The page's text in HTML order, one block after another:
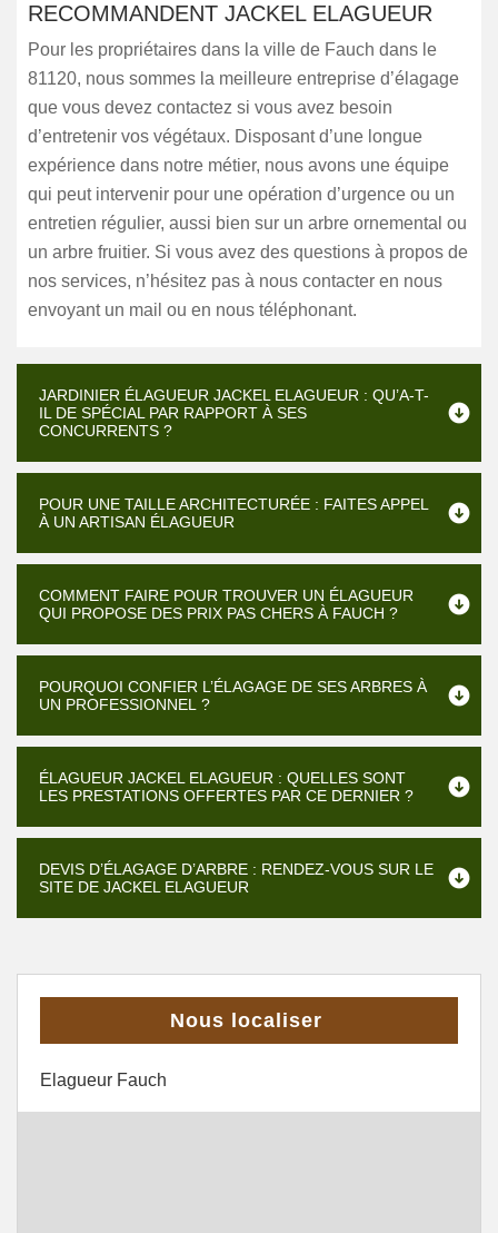
RECOMMANDENT JACKEL ELAGUEUR
Pour les propriétaires dans la ville de Fauch dans le
81120, nous sommes la meilleure entreprise d’élagage
que vous devez contactez si vous avez besoin
d’entretenir vos végétaux. Disposant d’une longue
expérience dans notre métier, nous avons une équipe
qui peut intervenir pour une opération d’urgence ou un
entretien régulier, aussi bien sur un arbre ornemental ou
un arbre fruitier. Si vous avez des questions à propos de
nos services, n’hésitez pas à nous contacter en nous
envoyant un mail ou en nous téléphonant.
JARDINIER ÉLAGUEUR JACKEL ELAGUEUR : QU’A-T-
IL DE SPÉCIAL PAR RAPPORT À SES
CONCURRENTS ?
POUR UNE TAILLE ARCHITECTURÉE : FAITES APPEL
À UN ARTISAN ÉLAGUEUR
COMMENT FAIRE POUR TROUVER UN ÉLAGUEUR
QUI PROPOSE DES PRIX PAS CHERS À FAUCH ?
POURQUOI CONFIER L’ÉLAGAGE DE SES ARBRES À
UN PROFESSIONNEL ?
ÉLAGUEUR JACKEL ELAGUEUR : QUELLES SONT
LES PRESTATIONS OFFERTES PAR CE DERNIER ?
DEVIS D’ÉLAGAGE D’ARBRE : RENDEZ-VOUS SUR LE
SITE DE JACKEL ELAGUEUR
Nous localiser
Elagueur Fauch